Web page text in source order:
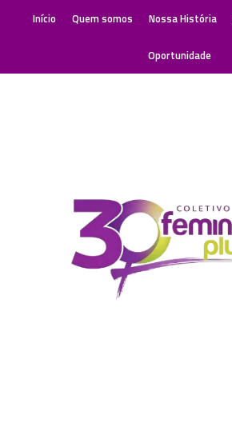
Início Quem somos Nossa História
Oportunidade